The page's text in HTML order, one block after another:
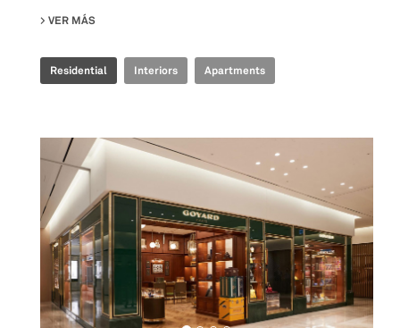
VER MÁS
Residential Interiors Apartments